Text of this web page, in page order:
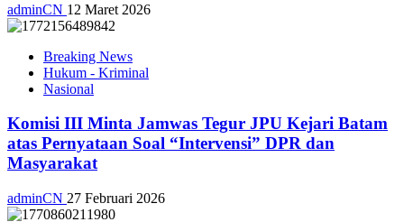
adminCN 12 Maret 2026
Breaking News
Hukum - Kriminal
Nasional
Komisi III Minta Jamwas Tegur JPU Kejari Batam
atas Pernyataan Soal “Intervensi” DPR dan
Masyarakat
adminCN 27 Februari 2026